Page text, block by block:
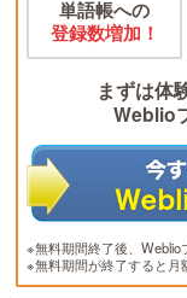
単語帳への
登録数増加！
まずは体
Weblio
※無料期間終了後、Weblio
※無料期間が終了すると月